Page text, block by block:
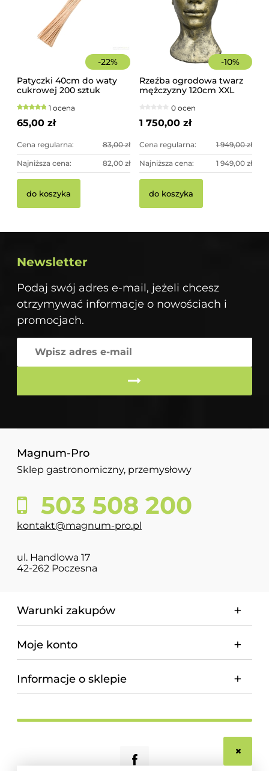
-22%
Patyczki 40cm do waty
cukrowej 200 sztuk
1 ocena
65,00 zł
Cena regularna: 83,00 zł
Najniższa cena: 82,00 zł
do koszyka
-10%
Rzeźba ogrodowa twarz
mężczyzny 120cm XXL
dekoracja ogrodowa
0 ocen
1 750,00 zł
Cena regularna: 1 949,00 zł
Najniższa cena: 1 949,00 zł
do koszyka
Newsletter
Podaj swój adres e-mail, jeżeli chcesz
otrzymywać informacje o nowościach i
promocjach.
Magnum-Pro
Sklep gastronomiczny, przemysłowy
503 508 200
kontakt@magnum-pro.pl
ul. Handlowa 17
42-262 Poczesna
Warunki zakupów
Moje konto
Informacje o sklepie